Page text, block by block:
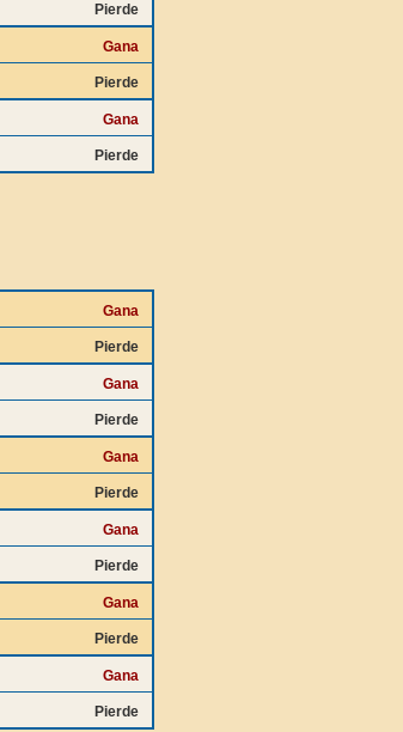
Pierde
Gana
Pierde
Gana
Pierde
Gana
Pierde
Gana
Pierde
Gana
Pierde
Gana
Pierde
Gana
Pierde
Gana
Pierde